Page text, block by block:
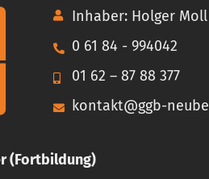
Inhaber: Holger Moll
0 61 84 - 994042
01 62 – 87 88 377
kontakt@ggb-
(Fortbildung)